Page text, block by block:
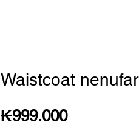
Waistcoat nenufar
₭999.000Price